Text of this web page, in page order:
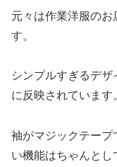
元々は作業洋服の
す。
シンプルすぎるデ
に反映されています
袖がマジックテー
い機能はちゃんとし